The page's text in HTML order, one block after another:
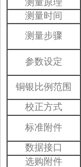
测量原理
测量时间
测量步骤
参数设定
铜银比例范围
校正方式
标准附件
数据接口
选购附件